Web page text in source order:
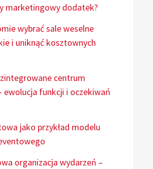
marketingowy dodatek?
wybrać sale weselne
i uniknąć kosztownych
centrum
ewolucja funkcji i oczekiwań
jako przykład modelu
organizacja wydarzeń –